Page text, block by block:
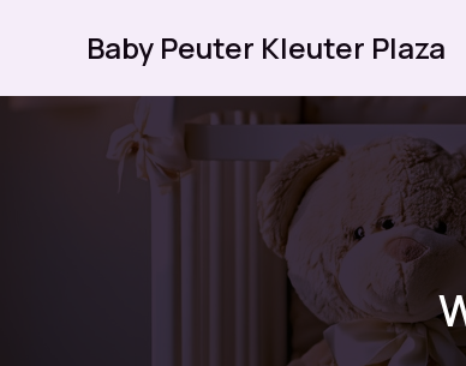
Baby Peuter Kleuter Plaza